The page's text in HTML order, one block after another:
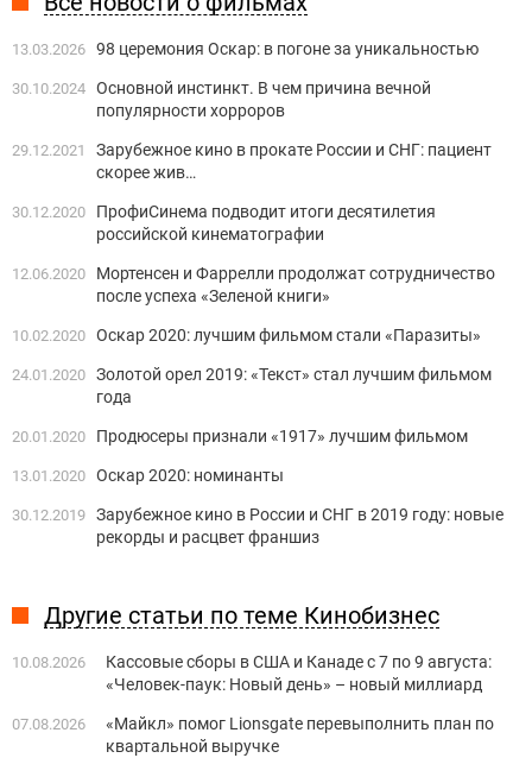
13.03.2026 98 церемония Оскар: в погоне за уникальностью
30.10.2024 Основной инстинкт. В чем причина вечной
популярности хорроров
29.12.2021
Зарубежное кино в прокате России и СНГ: пациент
скорее жив…
30.12.2020
ПрофиСинема подводит итоги десятилетия
российской кинематографии
12.06.2020
Мортенсен и Фаррелли продолжат сотрудничество
после успеха «Зеленой книги»
10.02.2020 Оскар 2020: лучшим фильмом стали «Паразиты»
24.01.2020 Золотой орел 2019: «Текст» стал лучшим фильмом
года
20.01.2020 Продюсеры признали «1917» лучшим фильмом
13.01.2020 Оскар 2020: номинанты
30.12.2019 Зарубежное кино в России и СНГ в 2019 году: новые
рекорды и расцвет франшиз
Другие статьи по теме Кинобизнес
10.08.2026
Кассовые сборы в США и Канаде с 7 по 9 августа:
«Человек-паук: Новый день» – новый миллиард
07.08.2026
«Майкл» помог Lionsgate перевыполнить план по
квартальной выручке